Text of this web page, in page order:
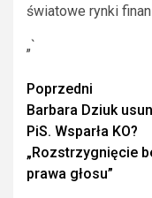
światowe rynki
„`
Zobacz
wpisy
Poprzedni
Barbara Dziuk
PiS. Wsparła KO?
„Rozstrzygnięcie
prawa głosu”